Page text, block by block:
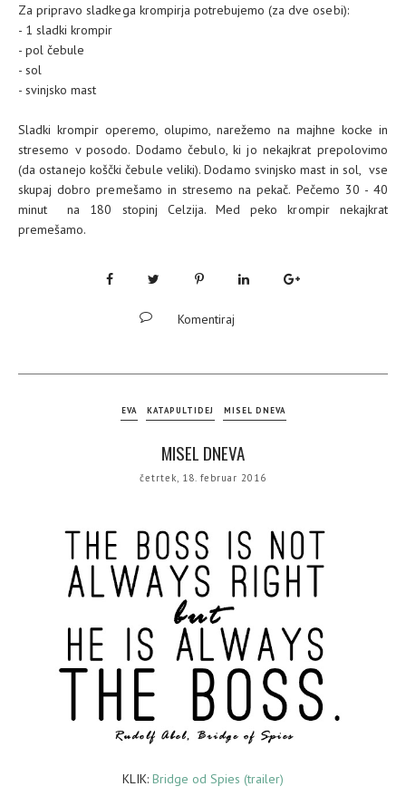
Za pripravo sladkega krompirja potrebujemo (za dve osebi):
- 1 sladki krompir
- pol čebule
- sol
- svinjsko mast
Sladki krompir operemo, olupimo, narežemo na majhne kocke in
stresemo v posodo. Dodamo čebulo, ki jo nekajkrat prepolovimo
(da ostanejo koščki čebule veliki). Dodamo svinjsko mast in sol, vse
skupaj dobro premešamo in stresemo na pekač. Pečemo 30 - 40
minut na 180 stopinj Celzija. Med peko krompir nekajkrat
premešamo.
Komentiraj
EVA KATAPULTIDEJ MISEL DNEVA
MISEL DNEVA
četrtek, 18. februar 2016
KLIK: Bridge od Spies (trailer)